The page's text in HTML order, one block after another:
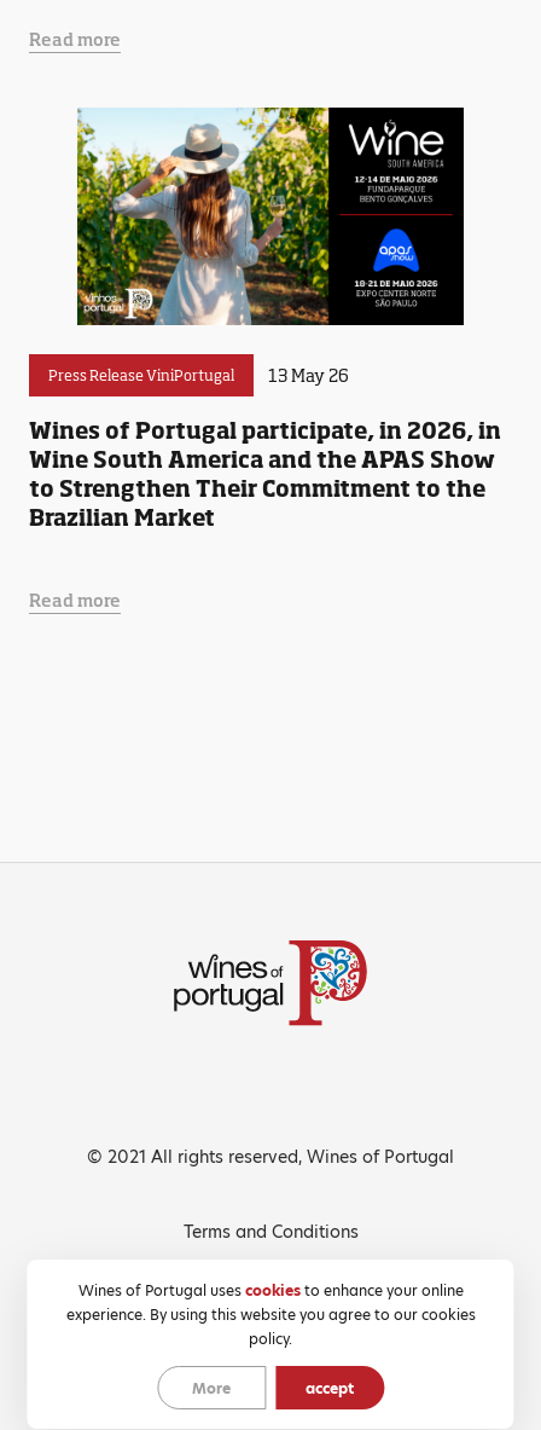
Read more
Press Release ViniPortugal 13 May 26
Wines of Portugal participate, in 2026, in
Wine South America and the APAS Show
to Strengthen Their Commitment to the
Brazilian Market
Read more
Wines of Portugal usescookiesto enhance your online
experience. By using this website you agree to our cookies
policy.
More accept
© 2021 All rights reserved, Wines of Portugal
Terms and Conditions
Cookies Policy